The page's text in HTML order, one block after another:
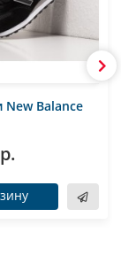
New Balance